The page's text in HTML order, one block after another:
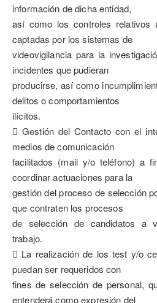
información de dicha entidad,
así como los controles relativos
captadas por los sistemas de
videovigilancia para la
incidentes que pudieran
producirse, así como
delitos o comportamientos
ilícitos.
 Gestión del Contacto con el
medios de comunicación
facilitados (mail y/o teléfono) a
coordinar actuaciones para la
gestión del proceso de selección
que contraten los procesos
de selección de candidatos a
trabajo.
 La realización de los test y/o
puedan ser requeridos con
fines de selección de personal,
entenderá como expresión del